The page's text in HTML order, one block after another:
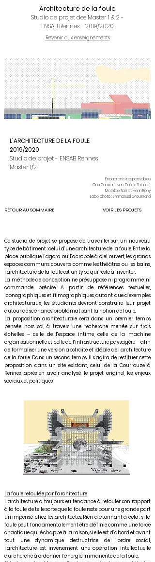
Architecture de la foule
Studio de projet des Master 1 & 2 -
ENSAB Rennes - 2019/2020
Revenir aux enseignements
L'ARCHITECTURE DE LA FOULE
2019/2020
Studio de projet - ENSAB Rennes
Master 1/2
Encadrants responsables
Can Onaner avec Dorian Taburet
Mathilde Sari et Henri Bony
Labo photo : Emmanuel Groussard
RETOUR AU SOMMAIRE VOIR LES PROJETS
Ce studio de projet se propose de travailler sur un nouveau
type de bâtiment : celui d’une architecture de la foule. Entre la
place publique, l’agora ou l’acropole à ciel ouvert, les grands
espaces communs couverts comme les théâtres ou les bains,
l’architecture de la foule est un type qui reste à inventer.
La méthode de conception ne présuppose ni programme, ni
commande précise. A partir de références textuelles,
iconographiques et filmographiques, autant que d’exemples
architecturaux, les étudiants devront construire leur projet
autour de scénarios problématisant la notion de foule.
La proposition architecturale sera dans un premier temps
pensée hors sol, à travers une recherche menée sur trois
échelles – celle de l’espace intime, celle de la machine
organisationnelle et celle de l’infrastructure paysagère – afin
de formaliser une version abstraite et idéale de l’architecture
de la foule. Dans un second temps, il s’agira de restituer cette
proposition dans un site existant, celui de la Courrouze à
Rennes, après en avoir analysé le projet originel, les enjeux
sociaux et politiques.
La foule refoulée par l’architecture
L’architecture a toujours eu tendance à refouler son rapport
à la foule, de telle sorte que la foule reste pour une grande part
un impensé chez les architectes. Rien d’étonnant à cela : si la
foule peut fondamentalement être définie comme une force
chaotique qui échappe à la raison, si elle est d’abord et avant
tout une dynamique destructrice de l’ordre social,
l’architecture est inversement une opération intellectuelle
qui cherche à ordonner l’énergie immanente de la foule.